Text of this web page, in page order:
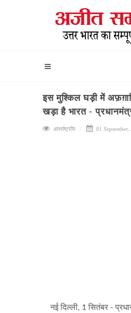
इस मुश्किल घड़ी में
खड़ा है भारत -
अंतर्राष्ट्रीय 01
नई दिल्ली, 1 सितंबर -